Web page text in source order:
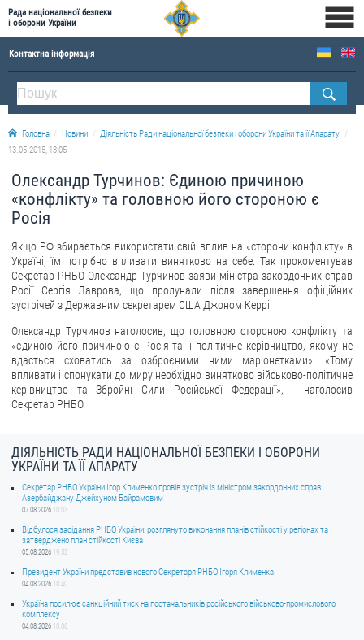
Рада національної безпеки
і оборони України
Контактна інформація
ПРО РНБОУ
Склад Ради національної безпеки і оборони України
Апарат Ради національної безпеки і оборони України
Історична довідка про діяльність Ради національної безпеки і оборони України
ОФІЦІЙНІ ДОКУМЕНТИ
ПРЕСЦЕНТР
Новини
Drone Deals
Фотогалерея
Відеогалерея
ЗВЕРНЕННЯ ГРОМАДЯН
Електронне звернення
Організація доступу до публічної інформації
Запит на отримання публічної інформації
Питання запобігання корупції
Публічні закупівлі
Головна Новини
Діяльність Ради національної безпеки і оборони України та її Апарату
13.05.2015, 13:05
Олександр Турчинов: Єдиною причиною
«конфлікту» та головною його стороною є
Росія
Якщо РФ збирається використати свій вплив на «сторони конфлікту» в
Україні, їм потрібно впливати винятково на себе. Так прокоментував
Секретар РНБО Олександр Турчинов заяви міністра закордонних справ
Росії Сергія Лаврова, що пролунали після завершення офіційних
зустрічей з Державним секретарем США Джоном Керрі.
Олександр Турчинов наголосив, що головною стороною конфлікту та
«єдиною його причиною є Росія та її політичне керівництво, якому не
вдасться сховатись за озброєними ними маріонетками». «Тому
впливати і спонукати до миру необхідно винятково військово-політичне
керівництво та Збройні Сили Російської Федерації», - наголосив
Секретар РНБО.
ДІЯЛЬНІСТЬ РАДИ НАЦІОНАЛЬНОЇ БЕЗПЕКИ І ОБОРОНИ
УКРАЇНИ ТА ЇЇ АПАРАТУ
Секретар РНБО України Ігор Клименко провів зустріч із міністром закордонних справ
Азербайджану Джейхуном Байрамовим
07.08.2026 10:03
Відбулося засідання РНБО України: розглянуто виконання планів стійкості у регіонах та
затверджено план стійкості Києва
05.08.2026 19:52
Президент України представив нового Секретаря РНБО Ігоря Клименка
04.08.2026 18:40
Україна посилює санкційний тиск на постачальників російського військово-промислового
комплексу
04.08.2026 10:06